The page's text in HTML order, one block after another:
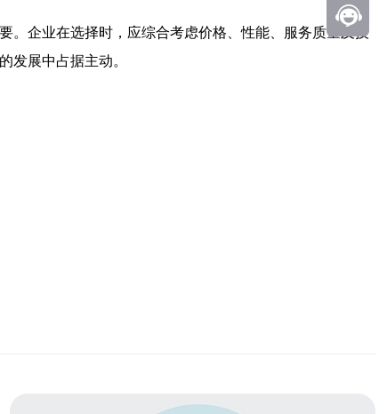
。企业在选择时，应综合考虑价格、性能、服务质量及技
发展中占据主动。